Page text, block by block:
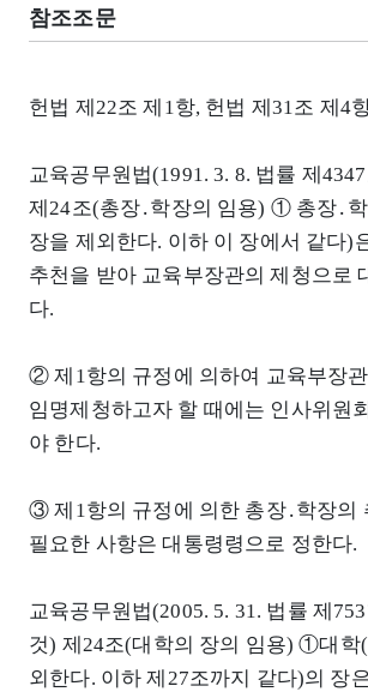
참조조문
헌법 제22조 제1항, 헌법 제31조 제4
교육공무원법(1991. 3. 8. 법률 제
제24조(총장․학장의 임용) ① 총장․
장을 제외한다. 이하 이 장에서 같다)
추천을 받아 교육부장관의 제청으로
다.
② 제1항의 규정에 의하여 교육부장
임명제청하고자 할 때에는 인사위원
야 한다.
③ 제1항의 규정에 의한 총장․학장의
필요한 사항은 대통령령으로 정한다.
교육공무원법(2005. 5. 31. 법률 제
것) 제24조(대학의 장의 임용) ①대학(
외한다. 이하 제27조까지 같다)의 장